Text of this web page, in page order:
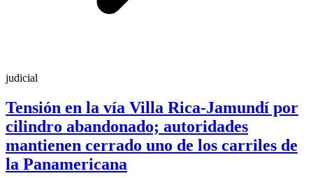
judicial
Tensión en la vía Villa Rica-Jamundí por
cilindro abandonado; autoridades
mantienen cerrado uno de los carriles de
la Panamericana